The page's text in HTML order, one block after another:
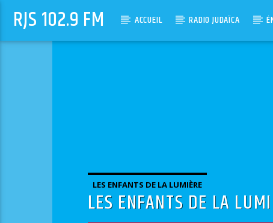
RJS 102.9 FM ACCUEIL RADIO JUDAÏCA
LES ENFANTS DE LA LUMIÈRE
LES ENFANTS DE LA